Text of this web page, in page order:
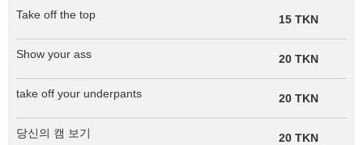
Take off the top 15 TKN
Show your ass 20 TKN
take off your underpants 20 TKN
당신의 캠 보기 20 TKN